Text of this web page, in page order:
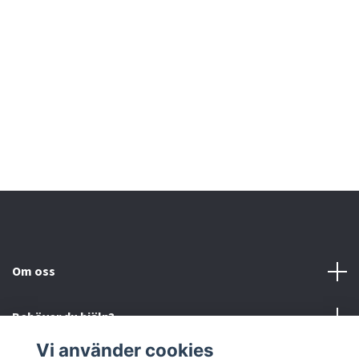
Om oss
Behöver du hjälp?
Vi använder cookies